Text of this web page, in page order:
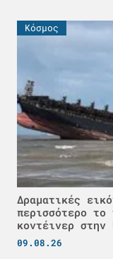
Κόσμος
Δραματικές
περισσότερο το
κοντέινερ στην
09.08.26